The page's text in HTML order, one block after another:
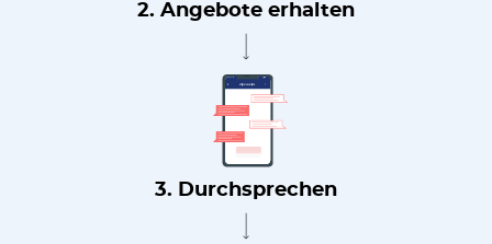
2. Angebote erhalten
3. Durchsprechen